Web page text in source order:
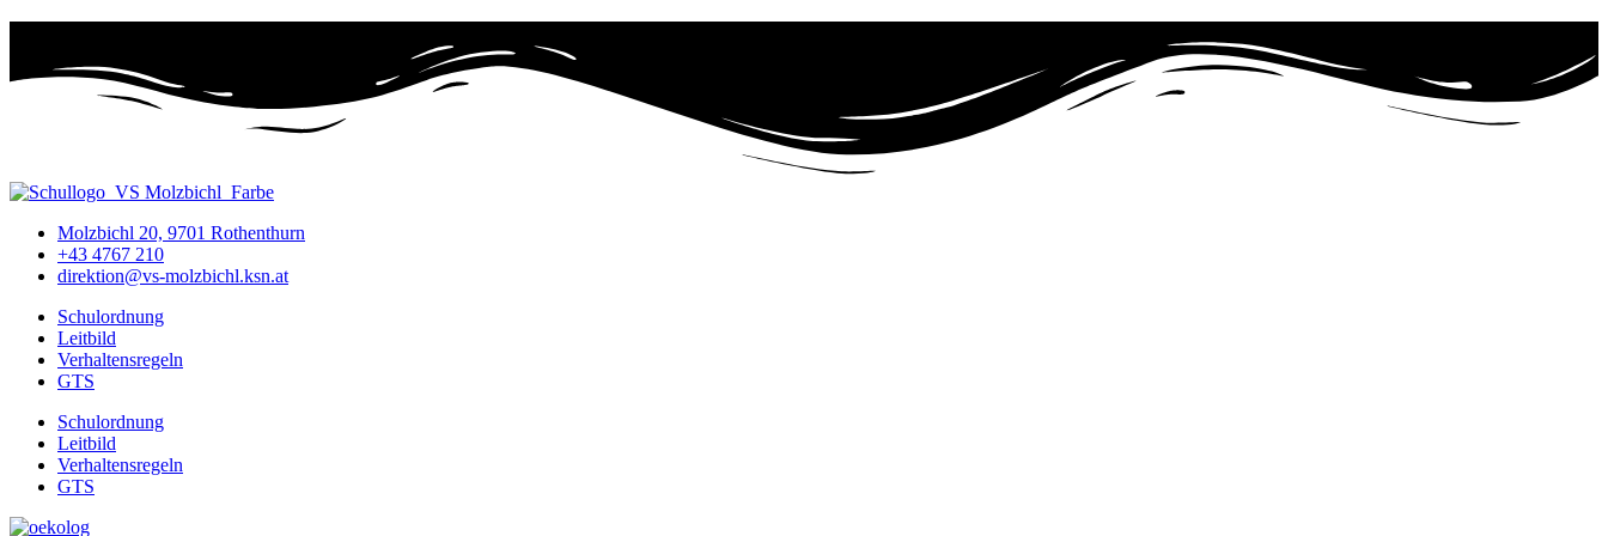
Molzbichl 20, 9701 Rothenthurn
+43 4767 210
direktion@vs-molzbichl.ksn.at
Schulordnung
Leitbild
Verhaltensregeln
GTS
Schulordnung
Leitbild
Verhaltensregeln
GTS